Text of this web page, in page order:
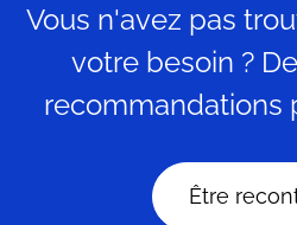
Vous n'avez pas
votre besoin ?
recommandations
Être